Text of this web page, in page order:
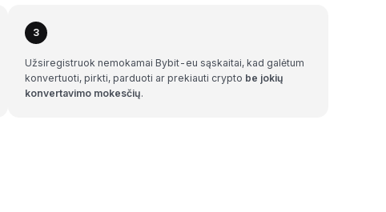
3
Užsiregistruok nemokamai Bybit-eu sąskaitai, kad galėtum
konvertuoti, pirkti, parduoti ar prekiauti crypto be jokių
konvertavimo mokesčių.